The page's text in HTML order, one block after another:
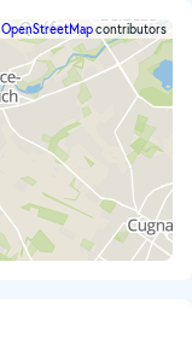
OpenStreetMapcontributors